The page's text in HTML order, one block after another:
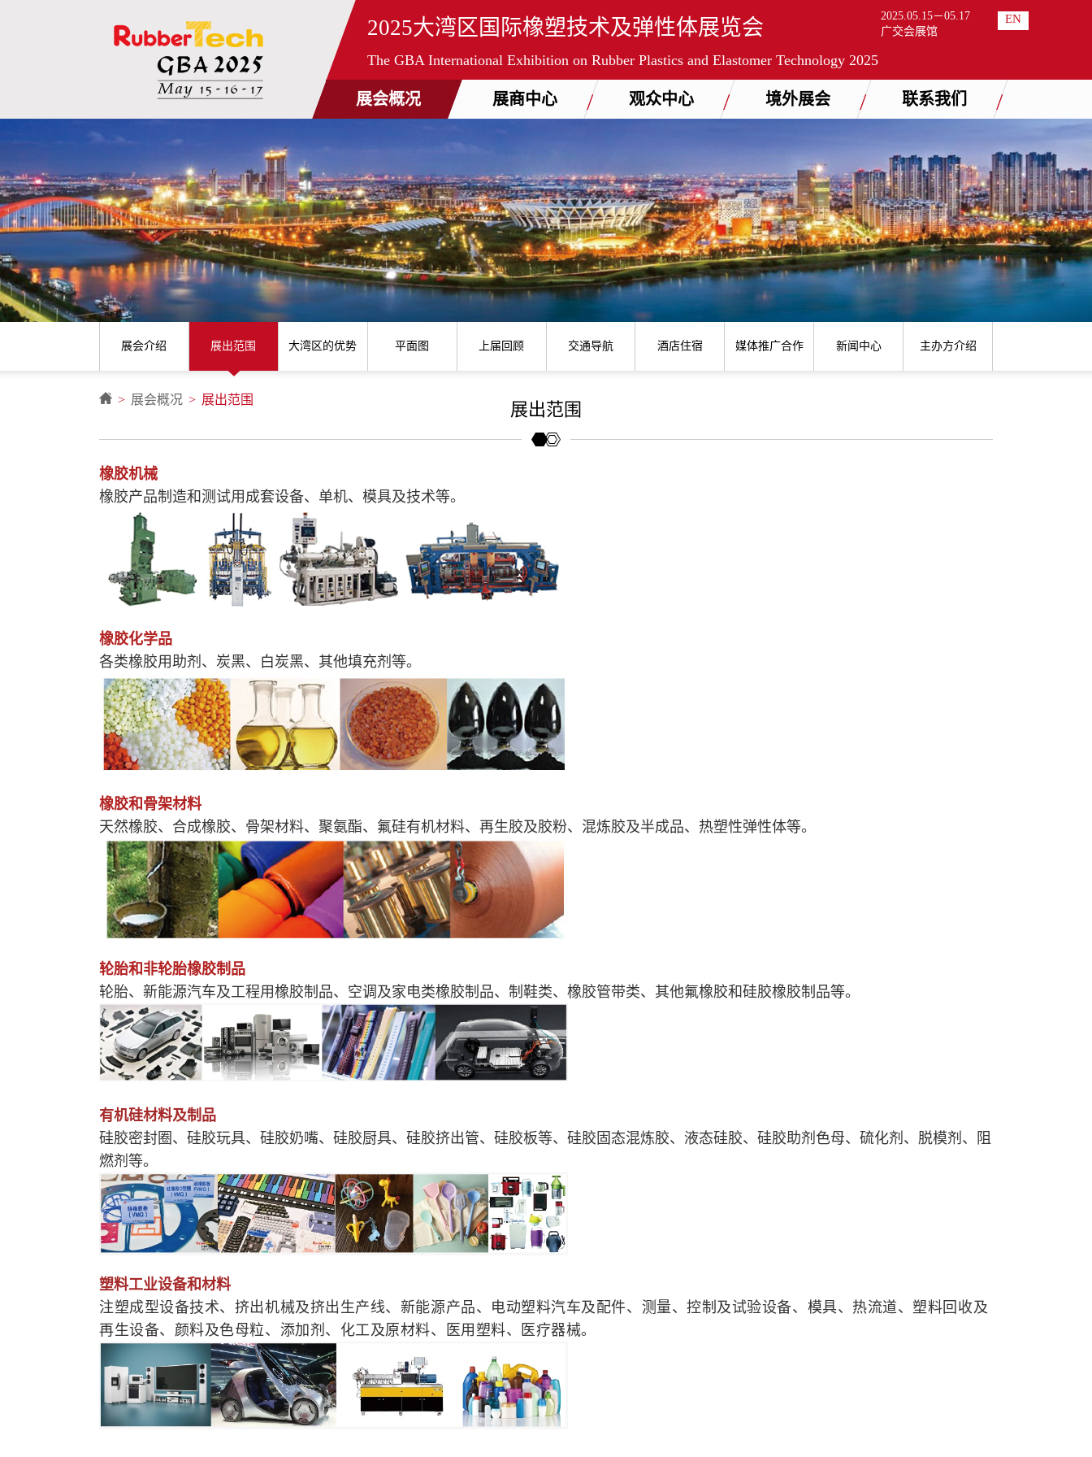
2025大湾区国际橡塑技术及弹性体展览会
The GBA International Exhibition on Rubber Plastics and Elastomer Technology 2025
EN
2025.05.15－05.17
广交会展馆
展会概况 展商中心 观众中心 境外展会 联系我们
展会介绍 展出范围 大湾区的优势 平面图 上届回顾 交通导航 酒店住宿 媒体推广合作 新闻中心 主办方介绍
> 展会概况 > 展出范围 展出范围
橡胶机械
橡胶产品制造和测试用成套设备、单机、模具及技术等。
橡胶化学品
各类橡胶用助剂、炭黑、白炭黑、其他填充剂等。
橡胶和骨架材料
天然橡胶、合成橡胶、骨架材料、聚氨酯、氟硅有机材料、 再生胶及胶粉、混炼胶及半成品、热塑性弹性体等。
轮胎和非轮胎橡胶制品
轮胎、新能源汽车及工程用橡胶制品、空调及家电类橡胶制品、制鞋类、橡胶管带类、其他氟橡胶和硅胶橡胶制品等。
有机硅材料及制品
硅胶密封圈、硅胶玩具、硅胶奶嘴、硅胶厨具、硅胶挤出管、硅胶板等、硅胶固态混炼胶、液态硅胶、硅胶助剂色母、硫化剂、脱模剂、阻
燃剂等。
塑料工业设备和材料
注塑成型设备技术、挤出机械及挤出生产线、新能源产品、电动塑料汽车及配件、测量、控制及试验设备、模具、热流道、塑料回收及
再生设备、颜料及色母粒、添加剂、化工及原材料、医用塑料、医疗器械。